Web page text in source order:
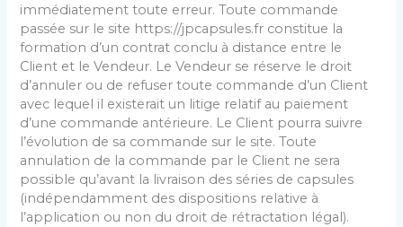
immédiatement toute erreur. Toute commande
passée sur le site https://jpcapsules.fr constitue la
formation d’un contrat conclu à distance entre le
Client et le Vendeur. Le Vendeur se réserve le droit
d’annuler ou de refuser toute commande d’un Client
avec lequel il existerait un litige relatif au paiement
d’une commande antérieure. Le Client pourra suivre
l’évolution de sa commande sur le site. Toute
annulation de la commande par le Client ne sera
possible qu’avant la livraison des séries de capsules
(indépendamment des dispositions relative à
l’application ou non du droit de rétractation légal).